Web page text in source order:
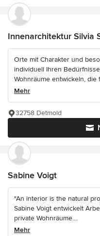
Innenarchitektur Silvia
Orte mit Charakter und
individuell Ihren
Wohnräume entwickeln, die
Mehr
32758 Detmold
Sabine Voigt
"An interior is the natural
Sabine Voigt entwickelt
private Wohnräume....
Mehr